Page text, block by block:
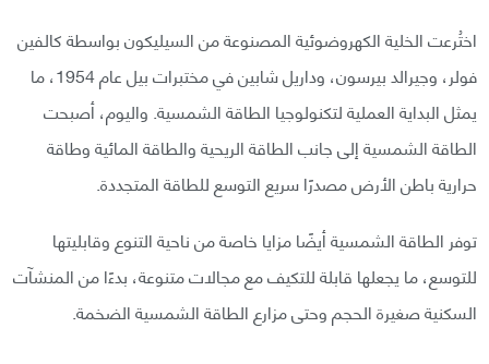
اختُرعت الخلية الكهروضوئية المصنوعة من السيليكون بواسطة كالفين
فولر، وجيرالد بيرسون، وداريل شابين في مختبرات بيل عام 1954، ما
يمثل البداية العملية لتكنولوجيا الطاقة الشمسية. واليوم، أصبحت
الطاقة الشمسية إلى جانب الطاقة الريحية والطاقة المائية وطاقة
حرارية باطن الأرض مصدرًا سريع التوسع للطاقة المتجددة.
توفر الطاقة الشمسية أيضًا مزايا خاصة من ناحية التنوع وقابليتها
للتوسع، ما يجعلها قابلة للتكيف مع مجالات متنوعة، بدءًا من المنشآت
السكنية صغيرة الحجم وحتى مزارع الطاقة الشمسية الضخمة.